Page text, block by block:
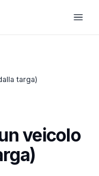
Apri
targa)
veicolo